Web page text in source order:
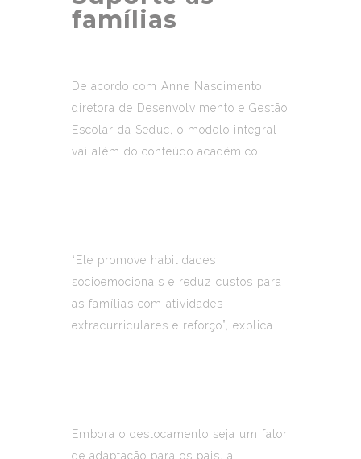
famílias
De acordo com Anne Nascimento,
diretora de Desenvolvimento e Gestão
Escolar da Seduc, o modelo integral
vai além do conteúdo acadêmico.
“Ele promove habilidades
socioemocionais e reduz custos para
as famílias com atividades
extracurriculares e reforço”, explica.
Embora o deslocamento seja um fator
de adaptação para os pais, a